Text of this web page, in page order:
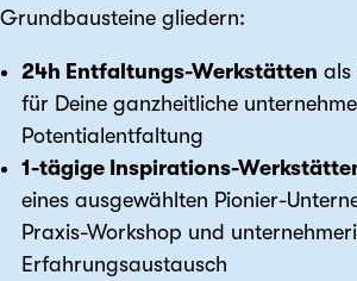
Grundbausteine gliedern:
24h Entfaltungs-Werkstätten als
für Deine ganzheitliche
Potentialentfaltung
1-tägige Inspirations-
eines ausgewählten Pionier-
Praxis-Workshop und
Erfahrungsaustausch